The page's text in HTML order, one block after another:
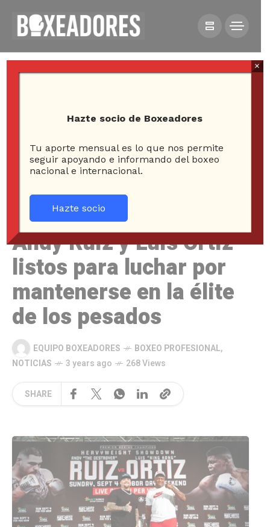
HOME
NOTICIAS
ANDY RUIZ Y LUIS ORTIZ LISTOS PARA LUCHAR POR
MANTENERSE EN LA ÉLITE DE LOS PESADOS
Andy Ruiz y Luis Ortiz
listos para luchar por
mantenerse en la élite
de los pesados
EQUIPO BOXEADORES BOXEO PROFESIONAL,
NOTICIAS
3 years ago 268 Views
SHARE
Hazte socio de Boxeadores
Tu aporte mensual es lo que nos permite
seguir apoyando e informando del boxeo
nacional e internacional.
Hazte socio
×